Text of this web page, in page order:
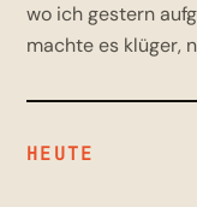
wo ich gestern
machte es klüger,
HEUTE